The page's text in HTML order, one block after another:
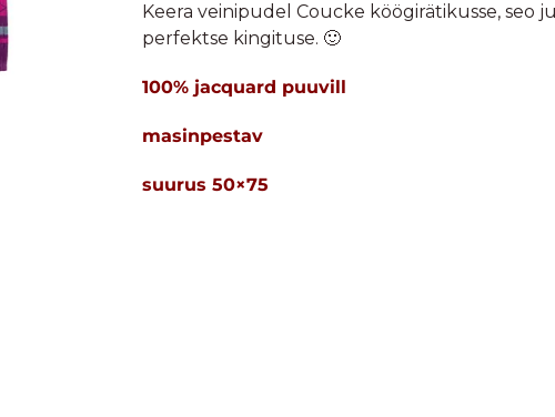
Keera veinipudel Coucke köögirätikusse, seo
perfektse kingituse. 🙂
100% jacquard puuvill
masinpestav
suurus 50×75